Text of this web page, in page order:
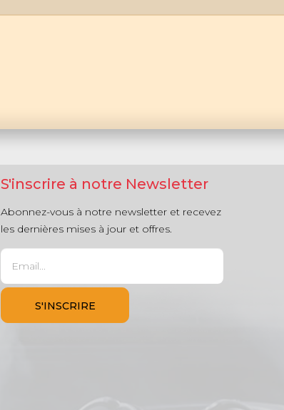
S'inscrire à notre Newsletter
Abonnez-vous à notre newsletter et recevez
les dernières mises à jour et offres.